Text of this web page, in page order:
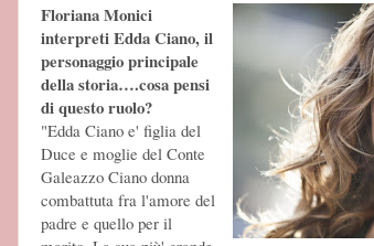
Floriana Monici
interpreti Edda Ciano, il
personaggio principale
della storia….cosa pensi
di questo ruolo?
"Edda Ciano e' figlia del
Duce e moglie del Conte
Galeazzo Ciano donna
combattuta fra l'amore del
padre e quello per il